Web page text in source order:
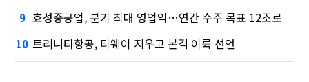
9 효성중공업, 분기 최대 영업익…연간 수주 목표 12조로
10 트리니티항공, 티웨이 지우고 본격 이륙 선언